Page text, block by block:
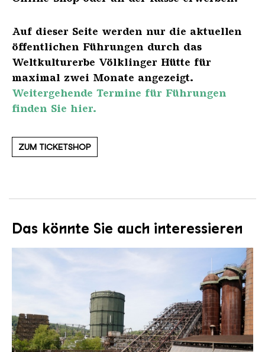
Auf dieser Seite werden nur die aktuellen
öffentlichen Führungen durch das
Weltkulturerbe Völklinger Hütte für
maximal zwei Monate angezeigt.
Weitergehende Termine für Führungen
finden Sie hier.
ZUM TICKETSHOP
Das könnte Sie auch interessieren